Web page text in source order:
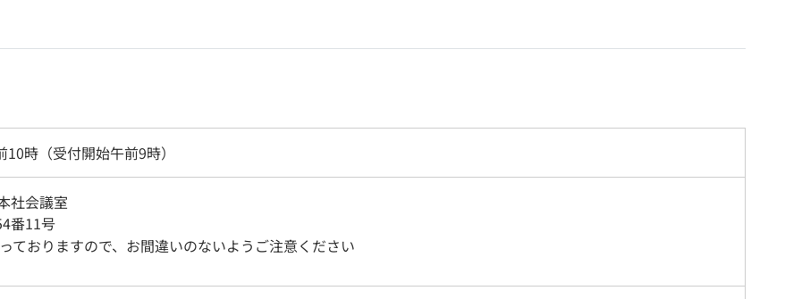
時（受付開始午前9時）
社会議室
番11号
ておりますので、お間違いのないようご注意ください